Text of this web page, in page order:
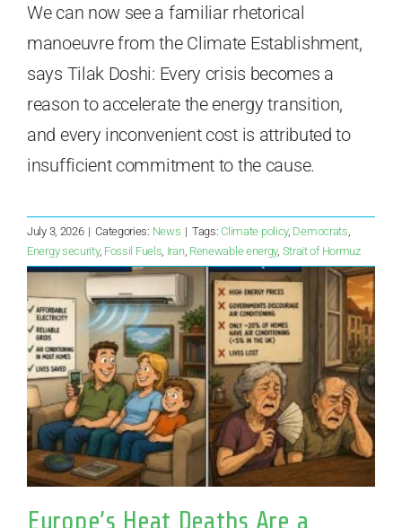
We can now see a familiar rhetorical
manoeuvre from the Climate Establishment,
says Tilak Doshi: Every crisis becomes a
reason to accelerate the energy transition,
and every inconvenient cost is attributed to
insufficient commitment to the cause.
July 3, 2026 | Categories: News | Tags:Climate policy, Democrats,
Energy security, Fossil Fuels, Iran, Renewable energy, Strait of Hormuz
Europe’s Heat Deaths Are a